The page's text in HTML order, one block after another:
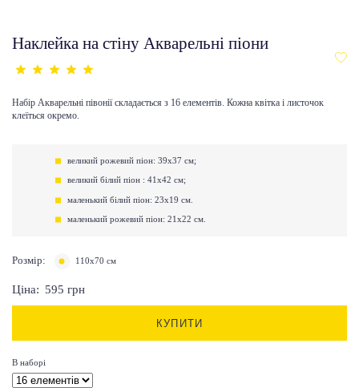
Наклейка на стіну Акварельні піони
Набір Акварельні півонії складається з 16 елементів. Кожна квітка і листочок
клеїться окремо.
великий рожевий піон: 39х37 см;
великий білий піон : 41х42 см;
маленький білий піон: 23х19 см.
маленький рожевий піон: 21х22 см.
Розмір: 110х70 см
Ціна: 595 грн
КУПИТИ
В наборі